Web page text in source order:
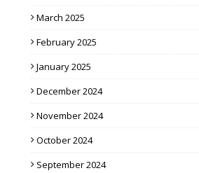
March 2025
February 2025
January 2025
December 2024
November 2024
October 2024
September 2024